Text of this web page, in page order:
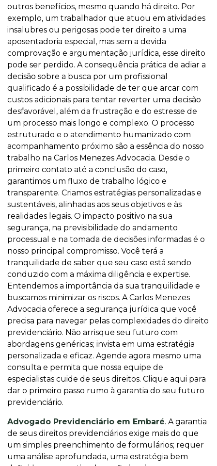
outros benefícios, mesmo quando há direito. Por
exemplo, um trabalhador que atuou em atividades
insalubres ou perigosas pode ter direito a uma
aposentadoria especial, mas sem a devida
comprovação e argumentação jurídica, esse direito
pode ser perdido. A consequência prática de adiar a
decisão sobre a busca por um profissional
qualificado é a possibilidade de ter que arcar com
custos adicionais para tentar reverter uma decisão
desfavorável, além da frustração e do estresse de
um processo mais longo e complexo. O processo
estruturado e o atendimento humanizado com
acompanhamento próximo são a essência do nosso
trabalho na Carlos Menezes Advocacia. Desde o
primeiro contato até a conclusão do caso,
garantimos um fluxo de trabalho lógico e
transparente. Criamos estratégias personalizadas e
sustentáveis, alinhadas aos seus objetivos e às
realidades legais. O impacto positivo na sua
segurança, na previsibilidade do andamento
processual e na tomada de decisões informadas é o
nosso principal compromisso. Você terá a
tranquilidade de saber que seu caso está sendo
conduzido com a máxima diligência e expertise.
Entendemos a importância da sua tranquilidade e
buscamos minimizar os riscos. A Carlos Menezes
Advocacia oferece a segurança jurídica que você
precisa para navegar pelas complexidades do direito
previdenciário. Não arrisque seu futuro com
abordagens genéricas; invista em uma estratégia
personalizada e eficaz. Agende agora mesmo uma
consulta e permita que nossa equipe de
especialistas cuide de seus direitos. Clique aqui para
dar o primeiro passo rumo à garantia do seu futuro
previdenciário.
Advogado Previdenciário em Embaré. A garantia
de seus direitos previdenciários exige mais do que
um simples preenchimento de formulários; requer
uma análise aprofundada, uma estratégia bem